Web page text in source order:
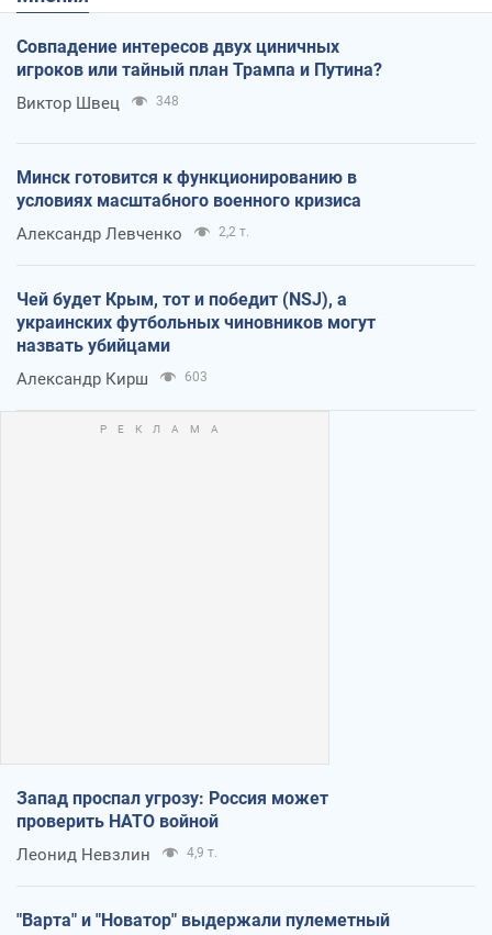
Совпадение интересов двух циничных
игроков или тайный план Трампа и Путина?
Виктор Швец 348
Минск готовится к функционированию в
условиях масштабного военного кризиса
Александр Левченко 2,2 т.
Чей будет Крым, тот и победит (NSJ), а
украинских футбольных чиновников могут
назвать убийцами
Александр Кирш 603
Запад проспал угрозу: Россия может
проверить НАТО войной
Леонид Невзлин 4,9 т.
"Варта" и "Новатор" выдержали пулеметный